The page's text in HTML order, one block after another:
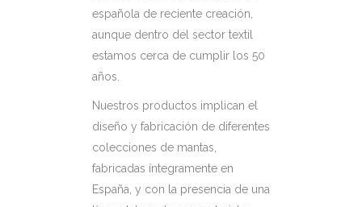
española de reciente creación,
aunque dentro del sector textil
estamos cerca de cumplir los 50
años.
Nuestros productos implican el
diseño y fabricación de diferentes
colecciones de mantas,
fabricadas íntegramente en
España, y con la presencia de una